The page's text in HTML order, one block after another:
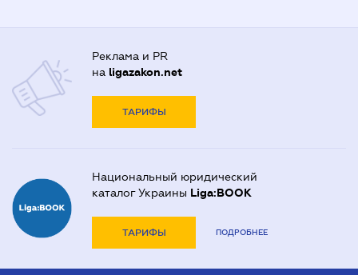
Реклама и PR
на ligazakon.net
ТАРИФЫ
Национальный юридический
каталог Украины Liga:BOOK
ТАРИФЫ ПОДРОБНЕЕ